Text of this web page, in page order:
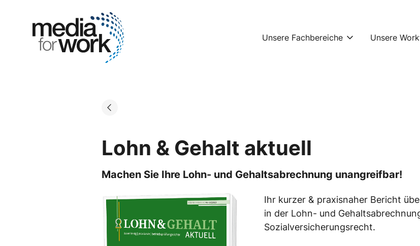
Go to landing page.
Unsere Fachbereiche
Unsere
Lohn & Gehalt aktuell
Machen Sie Ihre Lohn- und Gehaltsabrechnung unangreifbar!
Ihr kurzer & praxisnaher Bericht
in der Lohn- und
Sozialversicherungsrecht.